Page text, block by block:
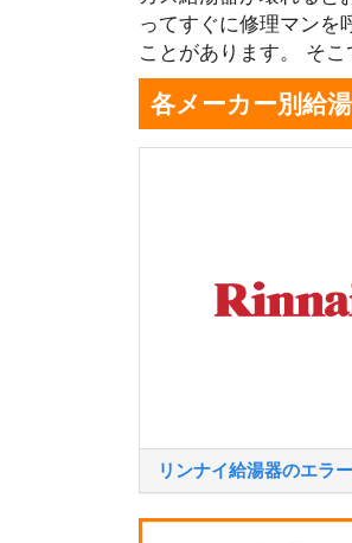
ってすぐに修理マンを
ことがあります。 そ
各メーカー別給
リンナイ給湯器のエラ